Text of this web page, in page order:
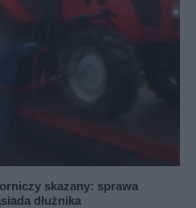
skazany: sprawa
dłużnika